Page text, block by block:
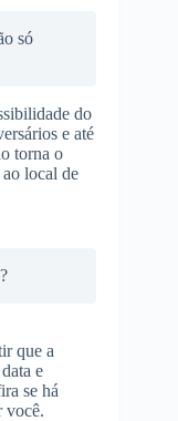
só
do
e até
torna o
local de
que a
e
se há
você.